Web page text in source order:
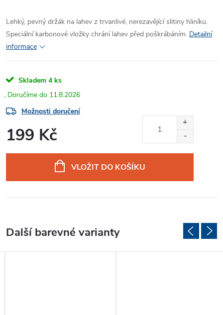
Lehký, pevný držák na lahev z trvanlivé, nerezavějící slitiny hliníku.
Speciální karbonové vložky chrání lahev před poškrábáním. Detailní
informace
Skladem 4 ks
11.8.2026
Možnosti doručení
199 Kč
VLOŽIT DO KOŠÍKU